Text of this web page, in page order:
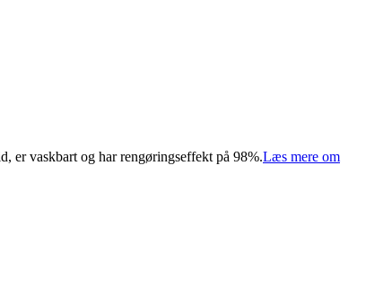
vaskbart og har rengøringseffekt på 98%.Læs mere om